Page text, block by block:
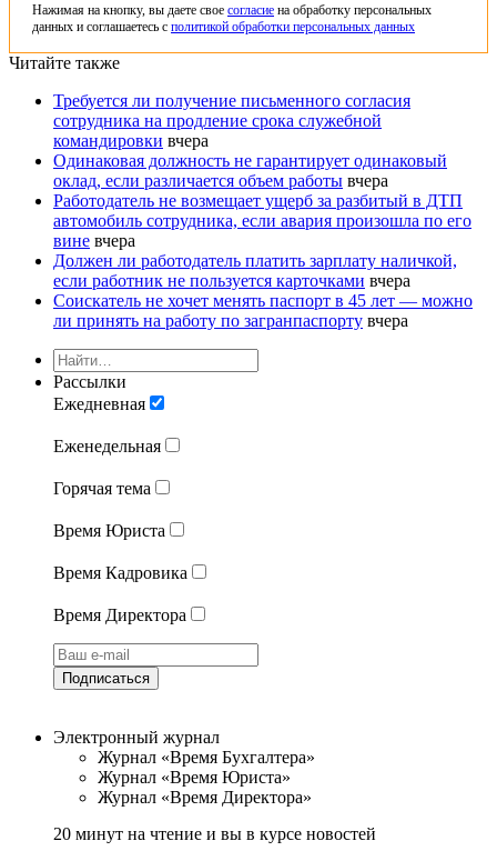
Нажимая на кнопку, вы даете свое согласие на обработку персональных
данных и соглашаетесь с политикой обработки персональных данных
Читайте также
Требуется ли получение письменного согласия
сотрудника на продление срока служебной
командировки вчера
Одинаковая должность не гарантирует одинаковый
оклад, если различается объем работы вчера
Работодатель не возмещает ущерб за разбитый в ДТП
автомобиль сотрудника, если авария произошла по его
вине вчера
Должен ли работодатель платить зарплату наличкой,
если работник не пользуется карточками вчера
Соискатель не хочет менять паспорт в 45 лет — можно
ли принять на работу по загранпаспорту вчера
Рассылки
Ежедневная
Еженедельная
Горячая тема
Время Юриста
Время Кадровика
Время Директора
Подписаться
Электронный журнал
Журнал «Время Бухгалтера»
Журнал «Время Юриста»
Журнал «Время Директора»
20 минут на чтение и вы в курсе новостей